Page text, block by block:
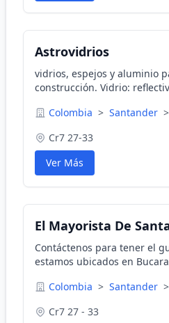
Astrovidrios
vidrios, espejos y aluminio
construcción. Vidrio:
Baño; Espejos Flotantes;
Colombia > Santander >
Cr7 27-33
Ver Más
El Mayorista De
Contáctenos para tener el
estamos ubicados en
templados
Colombia > Santander >
Cr7 27 - 33